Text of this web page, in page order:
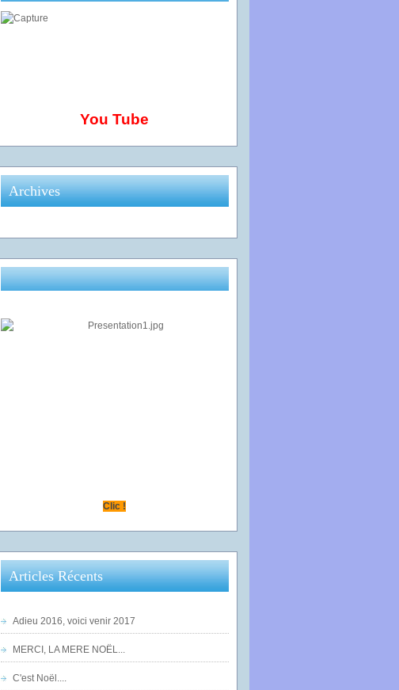
You Tube
Archives
Clic !
Articles Récents
Adieu 2016, voici venir 2017
MERCI, LA MERE NOËL...
C'est Noël....